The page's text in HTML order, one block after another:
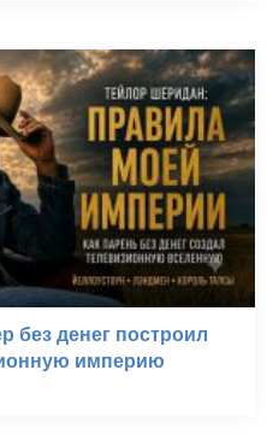
без денег построил
империю